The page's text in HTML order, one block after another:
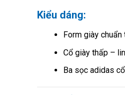
Kiểu dáng:
Form giày
Cổ giày thấp –
Ba sọc adidas